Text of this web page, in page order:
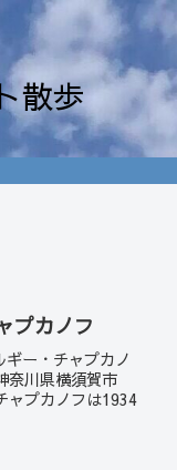
散歩
プカノフ
ー・チャプカノ
奈川県横須賀市
ャプカノフは1934